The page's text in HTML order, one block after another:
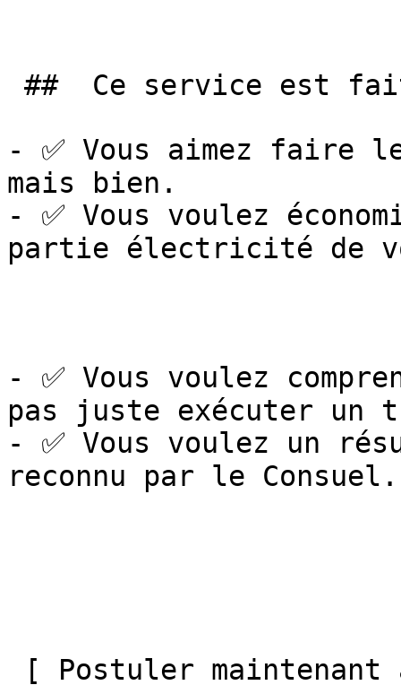
- ✅ Vous aimez faire
mais bien.
- ✅ Vous voulez
partie électricité de
- ✅ Vous voulez
pas juste exécuter un
- ✅ Vous voulez un
reconnu par le Consuel.